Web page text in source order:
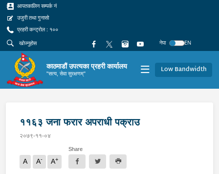
आपतकालिन सम्पर्क नं
उजुरी तथा गुनासो
प्रहरी कन्ट्रोल : १००
नेपा
EN
काठमाडौं उपत्यका प्रहरी कार्यालय
"सत्य, सेवा सुरक्षणम्" Low Bandwidth
११६३ जना फरार अपराधी पक्राउ
२०७९-११-०४
A A- A+
Share